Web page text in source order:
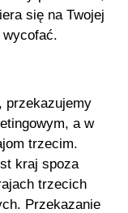
się na Twojej
przekazujemy
a w
trzecim.
kraj spoza
trzecich
Przekazanie